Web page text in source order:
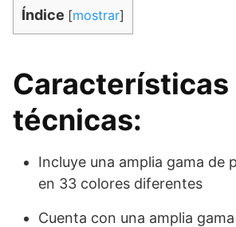
Índice [mostrar]
Características
técnicas:
Incluye una amplia gama de
en 33 colores diferentes
Cuenta con una amplia